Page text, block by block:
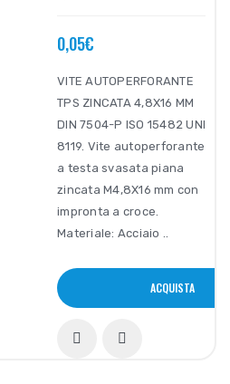
0,05€
VITE AUTOPERFORANTE
TPS ZINCATA 4,8X16 MM
DIN 7504-P ISO 15482 UNI
8119. Vite autoperforante
a testa svasata piana
zincata M4,8X16 mm con
impronta a croce.
Materiale: Acciaio ..
ACQUISTA